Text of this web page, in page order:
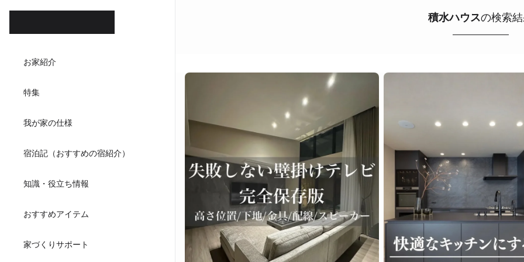
お家紹介
特集
我が家の仕様
宿泊記（おすすめの宿紹介）
知識・役立ち情報
おすすめアイテム
家づくりサポート
積水ハウスの検索
ダイニング
積水ハウス アイ工務店 住友林業
設計事務所
キッチンハウス / kitchenhouse